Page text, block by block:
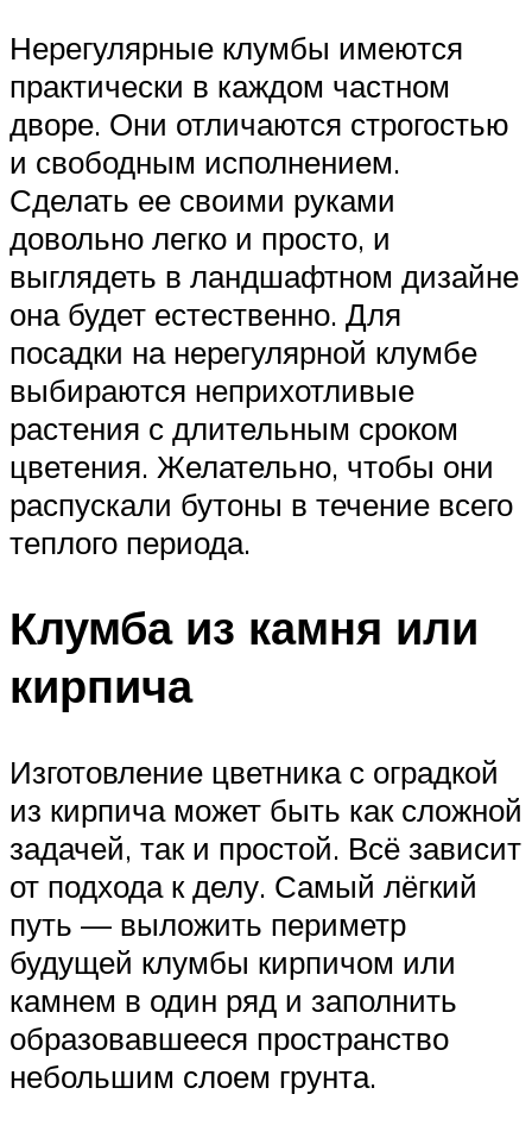
Нерегулярные клумбы имеются
практически в каждом частном
дворе. Они отличаются строгостью
и свободным исполнением.
Сделать ее своими руками
довольно легко и просто, и
выглядеть в ландшафтном дизайне
она будет естественно. Для
посадки на нерегулярной клумбе
выбираются неприхотливые
растения с длительным сроком
цветения. Желательно, чтобы они
распускали бутоны в течение всего
теплого периода.
Клумба из камня или
кирпича
Изготовление цветника с оградкой
из кирпича может быть как сложной
задачей, так и простой. Всё зависит
от подхода к делу. Самый лёгкий
путь — выложить периметр
будущей клумбы кирпичом или
камнем в один ряд и заполнить
образовавшееся пространство
небольшим слоем грунта.